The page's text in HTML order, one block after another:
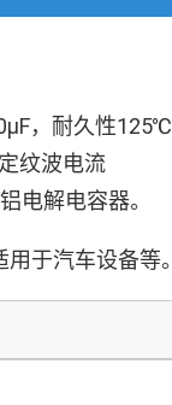
，耐久性125℃
纹波电流
电解电容器。
于汽车设备等